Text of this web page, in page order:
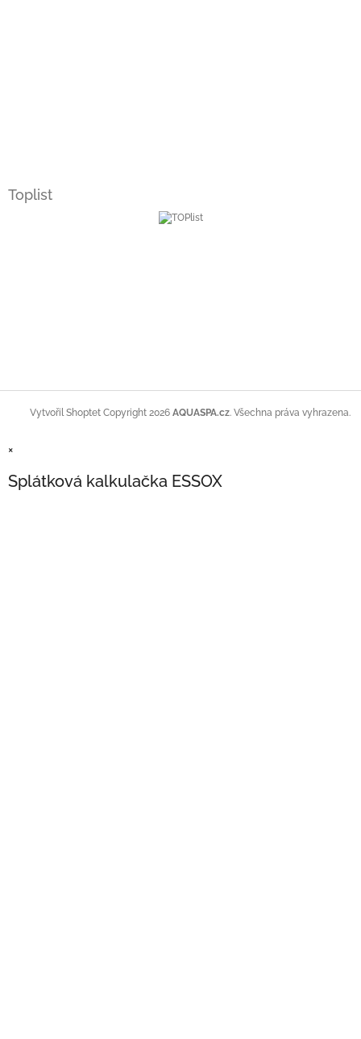
Toplist
Vytvořil Shoptet Copyright 2026 AQUASPA.cz. Všechna práva vyhrazena.
×
Splátková kalkulačka ESSOX